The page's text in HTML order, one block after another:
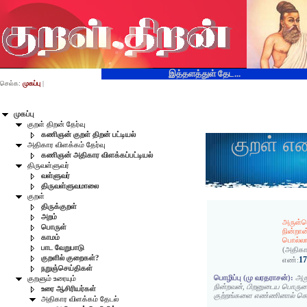
இத்தளத்துள் தேட...
முகப்பு
குறள் திறன் தேர்வு
கணிஞன் குறள் திறன் பட்டியல்
அதிகார விளக்கம் தேர்வு
கணிஞன் அதிகார விளக்கப்பட்டியல்
திருவள்ளுவர்
வள்ளுவர்
திருவள்ளுவமாலை
குறள்
திருக்குறள்
அறம்
பொருள்
காமம்
பாட வேறுபாடு
குறளில் குறைகள்?
நறுஞ்செய்திகள்
குறளும் உரையும்
உரை ஆசிரியர்கள்
அதிகார விளக்கம் தேடல்
செல்க: முகப்பு |
குறள்
எண்:
பொழிப்பு (மு வரதராசன்):
நின்றவன், பிறனுடைய
குற்றங்களை எண்ணினால்